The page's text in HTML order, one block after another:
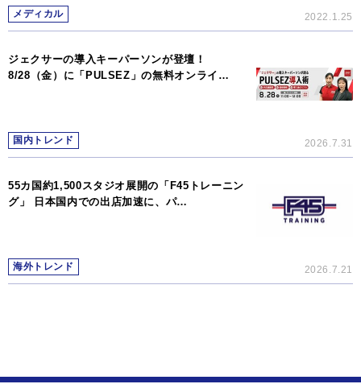
メディカル 2022.1.25
ジェクサーの導入キーパーソンが登壇！
8/28（金）に「PULSEZ」の無料オンライ…
国内トレンド 2026.7.31
55カ国約1,500スタジオ展開の「F45トレーニン
グ」 日本国内での出店加速に、パ…
海外トレンド 2026.7.21